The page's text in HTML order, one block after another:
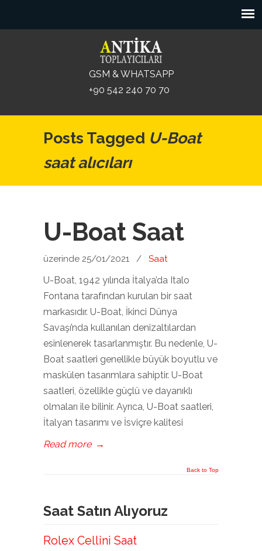
GSM & WHATSAPP
+90 542 240 70 70
Posts Tagged U-Boat
saat alıcıları
U-Boat Saat
üzerinde 25/01/2021 / Saat
U-Boat, 1942 yılında İtalya’da Italo
Fontana tarafından kurulan bir saat
markasıdır. U-Boat, İkinci Dünya
Savaşı’nda kullanılan denizaltılardan
esinlenerek tasarlanmıştır. Bu nedenle, U-
Boat saatleri genellikle büyük boyutlu ve
maskülen tasarımlara sahiptir. U-Boat
saatleri, özellikle güçlü ve dayanıklı
olmaları ile bilinir. Ayrıca, U-Boat saatleri,
İtalyan tasarımı ve İsviçre kalitesi
Read more →
Back to Top
Saat Satın Alıyoruz
Rolex Cellini Saat